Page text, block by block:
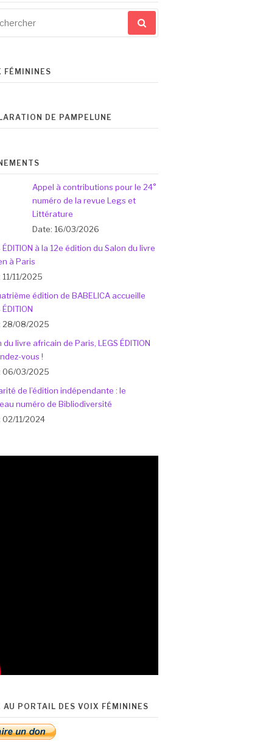
FÉMININES
DE PAMPELUNE
Appel à contributions pour le 24°
numéro de la revue Legs et
Littérature
Date: 16/03/2026
ÉDITION à la 12e édition du Salon du livre
à Paris
11/11/2025
édition de BABELICA accueille
ÉDITION
28/08/2025
du livre africain de Paris, LEGS ÉDITION
vous !
06/03/2025
de l’édition indépendante : le
numéro de Bibliodiversité
02/11/2024
AU PORTAIL DES VOIX FÉMININES